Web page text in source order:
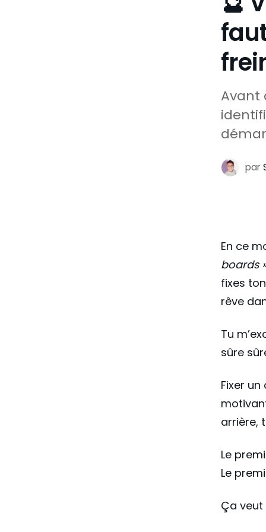
Avant
par
En ce
boards »
fixes
rêve
Tu
sûre
Fixer
arrière,
Le
Le
Ça